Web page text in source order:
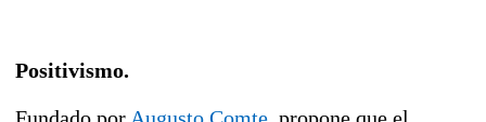
Positivismo.
Fundado por Augusto Comte, propone que el